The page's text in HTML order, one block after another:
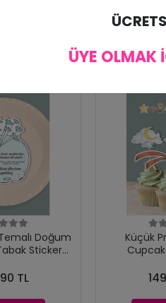
Doğum
Sticker
TL
Küçük
ÜYE OLMAK